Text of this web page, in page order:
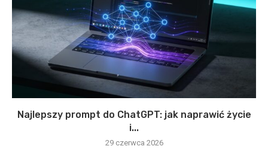
Najlepszy prompt do ChatGPT: jak naprawić życie
i...
29 czerwca 2026